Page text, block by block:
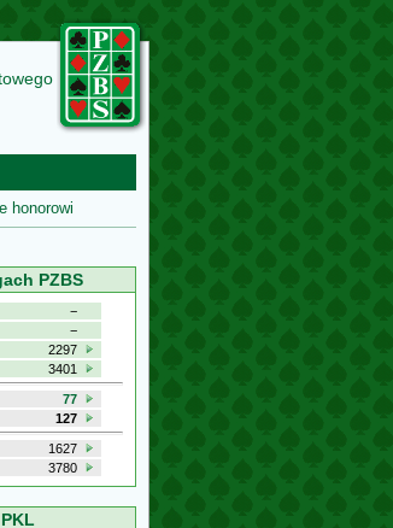
honorowi
PZBS
−
−
2297
3401
77
127
1627
3780